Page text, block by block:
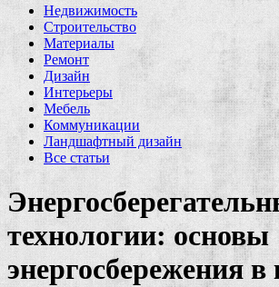
Недвижимость
Строительство
Материалы
Ремонт
Дизайн
Интерьеры
Мебель
Коммуникации
Ландшафтный дизайн
Все статьи
технологии: основы
энергосбережения в